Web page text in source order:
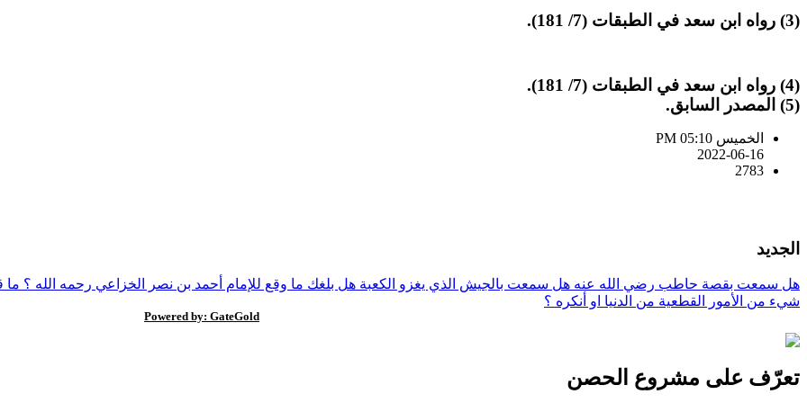
(3) رواه ابن سعد في الطبقات (7/ 181).
(4) رواه ابن سعد في الطبقات (7/ 181).
(5) المصدر السابق.
الخميس PM 05:10
2022-06-16
2783
الجديد
هل سمعت بقصة حاطب رضي الله عنه هل سمعت بالجيش الذي يغزو الكعبة هل بلغك ما وقع للإمام أحمد بن نصر الخزاعي رحمه الله ؟ ما
شيء من الأمور القطعية من الدنيا او أنكره ؟
Powered by: GateGold
تعرّف على مشروع الحصن